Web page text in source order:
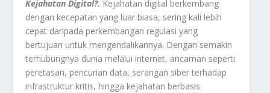
Kejahatan Digital?. Kejahatan digital berkembang
dengan kecepatan yang luar biasa, sering kali lebih
cepat daripada perkembangan regulasi yang
bertujuan untuk mengendalikannya. Dengan semakin
terhubungnya dunia melalui internet, ancaman seperti
peretasan, pencurian data, serangan siber terhadap
infrastruktur kritis, hingga kejahatan berbasis